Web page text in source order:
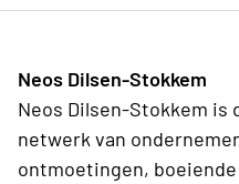
Neos Dilsen-Stokkem
Neos Dilsen-Stokkem is
netwerk van
ontmoetingen,